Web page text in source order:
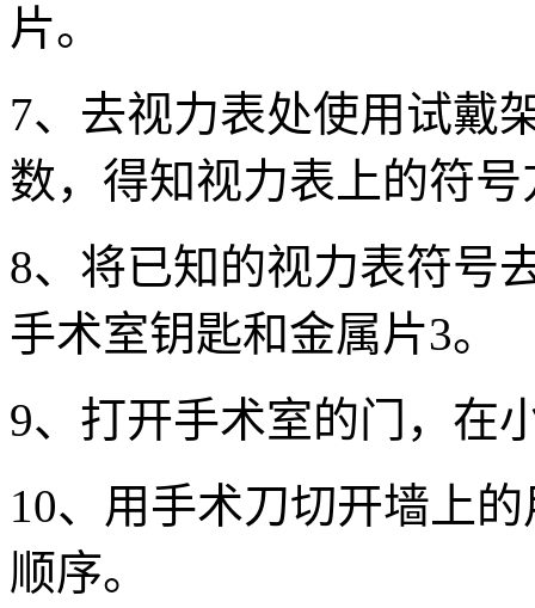
片。
7、去视力表处使用试戴
数，得知视力表上的符号
8、将已知的视力表符号
手术室钥匙和金属片3。
9、打开手术室的门，在
10、用手术刀切开墙上
顺序。